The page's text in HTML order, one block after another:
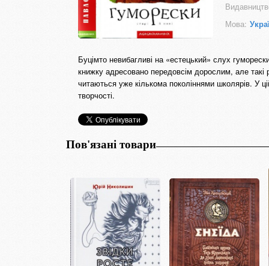
Мова:
Буцімто невибагливі на «естецький» слух
книжку адресовано передовсім дорослим, але такі
читаються уже кількома поколіннями школярів. У
творчості.
Пов'язані товари